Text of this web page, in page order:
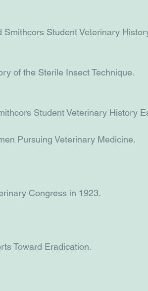
Student Veterinary
of the Sterile Insect Technique.
Student Veterinary History
Pursuing Veterinary Medicine.
Congress in 1923.
Toward Eradication.